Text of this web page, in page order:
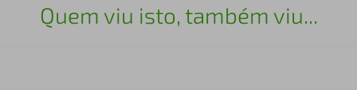
Quem viu isto, também viu...